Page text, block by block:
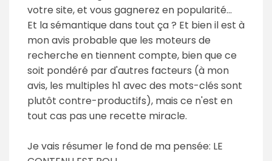
votre site, et vous gagnerez en popularité...
Et la sémantique dans tout ça ? Et bien il est à
mon avis probable que les moteurs de
recherche en tiennent compte, bien que ce
soit pondéré par d'autres facteurs (à mon
avis, les multiples h1 avec des mots-clés sont
plutôt contre-productifs), mais ce n'est en
tout cas pas une recette miracle.
Je vais résumer le fond de ma pensée: LE